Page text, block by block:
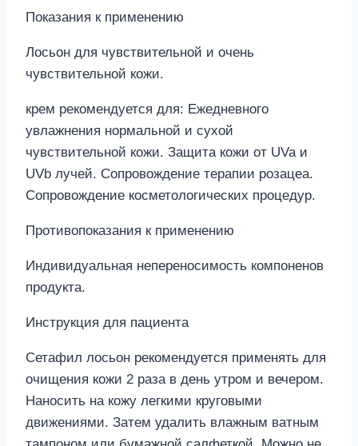
Показания к применению
Лосьон для чувствительной и очень
чувствительной кожи.
крем рекомендуется для: Ежедневного
увлажнения нормальной и сухой
чувствительной кожи. Защита кожи от UVa и
UVb лучей. Сопровождение терапии розацеа.
Сопровождение косметологических процедур.
Противопоказания к применению
Индивидуальная непереносимость компоненов
продукта.
Инструкция для пациента
Сетафил лосьон рекомендуется применять для
очищения кожи 2 раза в день утром и вечером.
Наносить на кожу легкими круговыми
движениями. Затем удалить влажным ватным